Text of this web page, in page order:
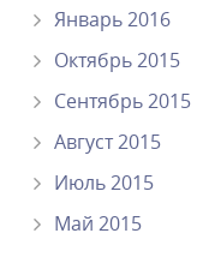
Январь 2016
Октябрь 2015
Сентябрь 2015
Август 2015
Июль 2015
Май 2015